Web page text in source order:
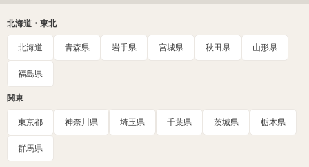
北海道・東北
北海道 青森県 岩手県 宮城県 秋田県 山形県
福島県
関東
東京都 神奈川県 埼玉県 千葉県 茨城県 栃木県
群馬県